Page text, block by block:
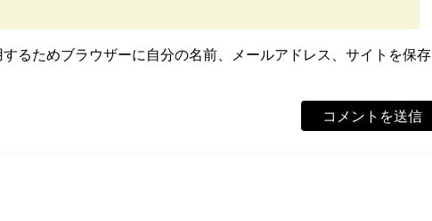
るためブラウザーに自分の名前、メールアドレス、サイトを保存